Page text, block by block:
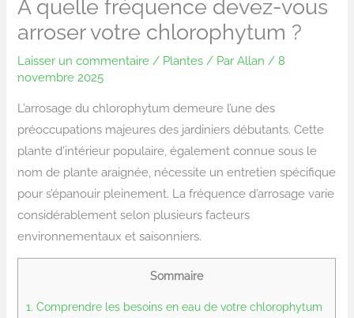
À quelle fréquence devez-vous
arroser votre chlorophytum ?
Laisser un commentaire / Plantes / ParAllan /8
novembre 2025
L’arrosage du chlorophytum demeure l’une des
préoccupations majeures des jardiniers débutants. Cette
plante d’intérieur populaire, également connue sous le
nom de plante araignée, nécessite un entretien spécifique
pour s’épanouir pleinement. La fréquence d’arrosage varie
considérablement selon plusieurs facteurs
environnementaux et saisonniers.
Sommaire
1. Comprendre les besoins en eau de votre chlorophytum